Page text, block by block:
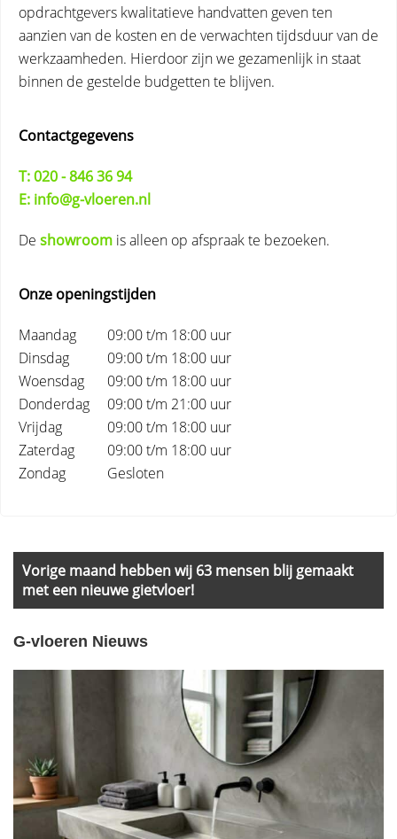
opdrachtgevers kwalitatieve handvatten geven ten
aanzien van de kosten en de verwachten tijdsduur van de
werkzaamheden. Hierdoor zijn we gezamenlijk in staat
binnen de gestelde budgetten te blijven.
Contactgegevens
T: 020 - 846 36 94
E: info@g-vloeren.nl
De showroom is alleen op afspraak te bezoeken.
Onze openingstijden
Maandag
09:00 t/m 18:00 uur
Dinsdag
09:00 t/m 18:00 uur
Woensdag
09:00 t/m 18:00 uur
Donderdag
09:00 t/m 21:00 uur
Vrijdag
09:00 t/m 18:00 uur
Zaterdag
09:00 t/m 18:00 uur
Zondag
Gesloten
Vorige maand hebben wij 63 mensen blij gemaakt
met een nieuwe gietvloer!
G-vloeren Nieuws